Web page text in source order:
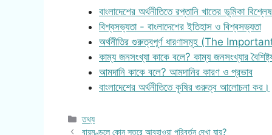
বাংলাদেশের অর্থনীতিতে রপ্তানি খাতের ভূমিকা
বিশ্বসভ্যতা - বাংলাদেশের ইতিহাস ও বিশ্বসভ্যতা
অর্থনীতির গুরুত্বপূর্ণ ধারণাসমূহ (The
কাম্য জনসংখ্যা কাকে বলে? কাম্য জনসংখ্যার
আমদানি কাকে বলে? আমদানির কারণ ও প্রভাব
বাংলাদেশের অর্থনীতিতে কৃষির গুরুত্ব আলোচনা কর।
Categories
তথ্য
বায়ুমণ্ডলে কোন স্তরে আবহাওয়া পরিবর্তন দেখা যায়?